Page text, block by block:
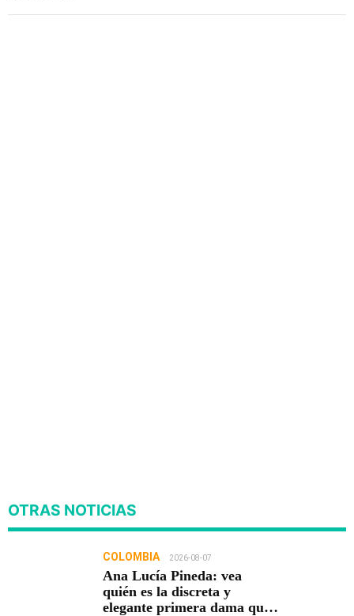
OTRAS NOTICIAS
COLOMBIA 2026-08-07
Ana Lucía Pineda: vea
quién es la discreta y
elegante primera dama que